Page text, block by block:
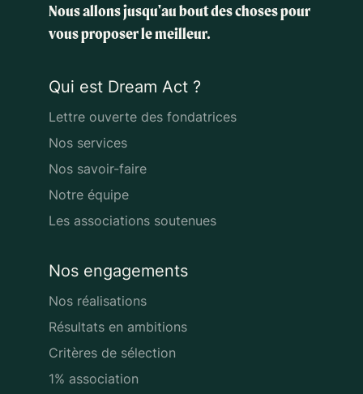
Nous allons jusqu'au bout des chosespour
vous proposer le meilleur.
Qui est Dream Act ?
Lettre ouverte des fondatrices
Nos services
Nos savoir-faire
Notre équipe
Les associations soutenues
Nos engagements
Nos réalisations
Résultats en ambitions
Critères de sélection
1% association